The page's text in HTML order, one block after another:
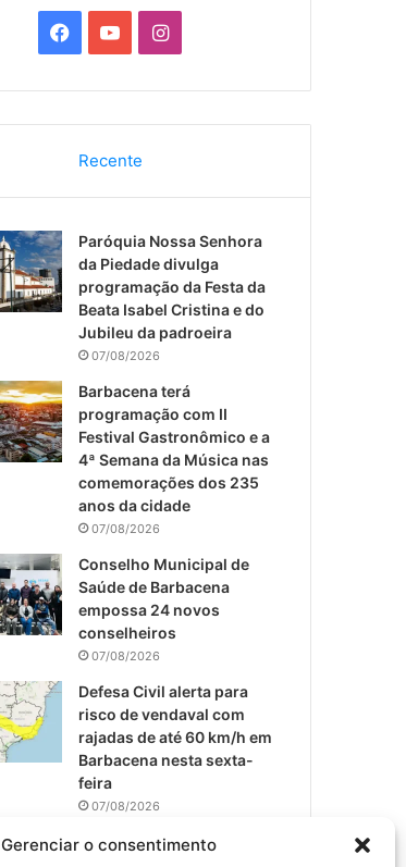
Gerenciar o consentimento
c
e
b
o
o
k
u
T
u
b
e
I
s
a
g
r
a
Recente
Paróquia Nossa Senhora
da Piedade divulga
programação da Festa da
Beata Isabel Cristina e do
Jubileu da padroeira
07/08/2026
Barbacena terá
programação com II
Festival Gastronômico e a
4ª Semana da Música nas
comemorações dos 235
anos da cidade
07/08/2026
Conselho Municipal de
Saúde de Barbacena
empossa 24 novos
conselheiros
07/08/2026
Defesa Civil alerta para
risco de vendaval com
rajadas de até 60 km/h em
Barbacena nesta sexta-
feira
07/08/2026
EPCAR tem a melhor nota